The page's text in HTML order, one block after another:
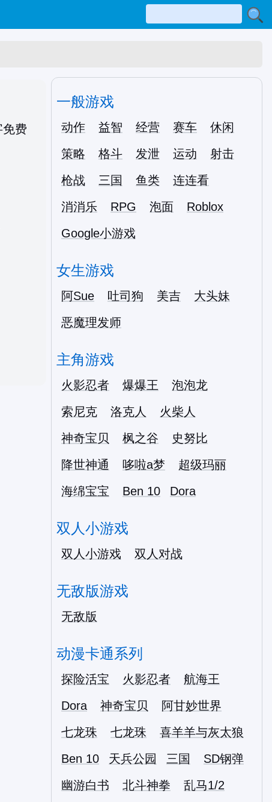
一般游戏
动作 益智 经营 赛车
休闲
策略
格斗 发泄 运动
射击
枪战
三国 鱼类
连连看
消消乐
RPG 泡面
Roblox
Google小游戏
女生游戏
阿Sue 吐司狗 美吉
大头妹
恶魔理发师
主角游戏
火影忍者 爆爆王
泡泡龙
索尼克
洛克人
火柴人
神奇宝贝
枫之谷
史努比
降世神通
哆啦a梦
超级玛丽
海绵宝宝
Ben 10 Dora
双人小游戏
双人小游戏 双人对战
无敌版游戏
无敌版
动漫卡通系列
探险活宝 火影忍者
航海王
Dora
神奇宝贝
阿甘妙世界
七龙珠
七龙珠
喜羊羊与灰太狼
Ben 10
天兵公园 三国
SD钢弹
幽游白书
北斗神拳
乱马1/2